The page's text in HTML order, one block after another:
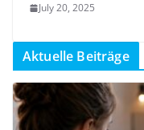
July 20, 2025
Aktuelle Beiträge